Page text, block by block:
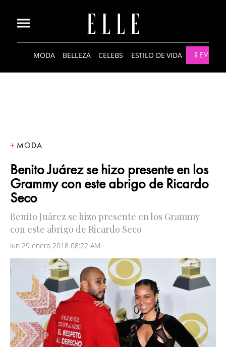
MODA BELLEZA CELEBS ESTILO DE VIDA
MODA
Benito Juárez se hizo presente en los
Grammy con este abrigo de Ricardo
Seco
Benito Juárez se hizo presente en los Grammy
con este abrigo de Ricardo Seco
lun 29 enero 2018 08:22 AM